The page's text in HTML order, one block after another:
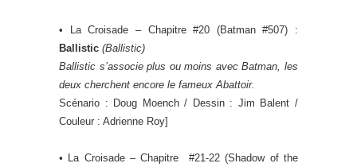
• La Croisade – Chapitre #20 (Batman #507) :
Ballistic (Ballistic)
Ballistic s’associe plus ou moins avec Batman, les
deux cherchent encore le fameux Abattoir.
Scénario : Doug Moench / Dessin : Jim Balent /
Couleur : Adrienne Roy]
• La Croisade – Chapitre #21-22 (Shadow of the